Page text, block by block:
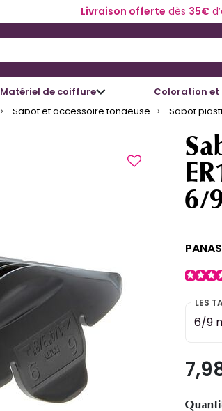
Livraison offerte dès 35€
Matériel de coiffure Coloration et
Sabot et accessoire tondeuse Sabot
6/
LES
6/9